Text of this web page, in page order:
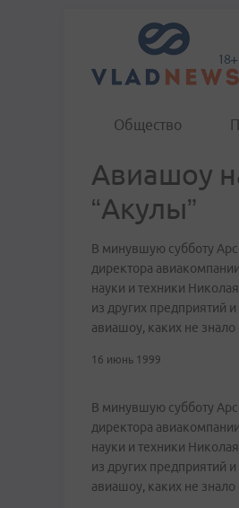
Общество
Авиашоу
“Акулы”
В минувшую субботу
директора
науки и техники
из других предприятий
авиашоу, каких не
16 июнь 1999
В минувшую субботу
директора
науки и техники
из других предприятий
авиашоу, каких не